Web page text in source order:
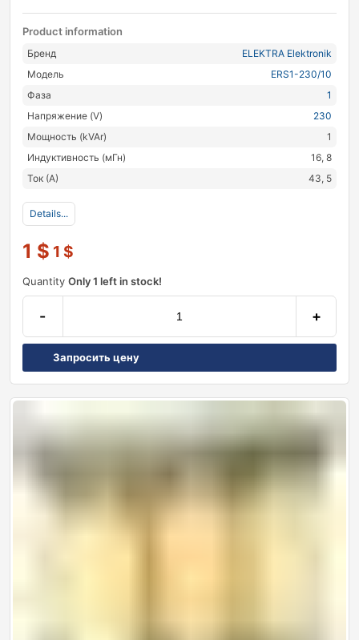
Product information
Бренд
ELEKTRA Elektronik
Модель
ERS1-230/10
Фаза
1
Напряжение (V)
230
Мощность (kVAr)
1
Индуктивность (мГн)
16, 8
Ток (А)
43, 5
Details...
1 $ 1 $
Quantity Only 1 left in stock!
- +
Запросить цену